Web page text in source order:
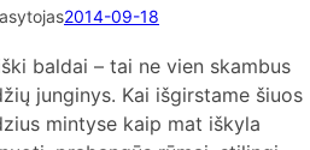
2014-09-18
baldai – tai ne vien skambus
junginys. Kai išgirstame šiuos
mintyse kaip mat iškyla